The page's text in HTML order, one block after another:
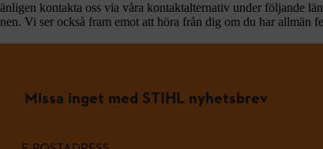
kontakta oss via våra kontaktalternativ under följande
Vi ser också fram emot att höra från dig om du har allmän
Missa inget med STIHL nyhetsbrev